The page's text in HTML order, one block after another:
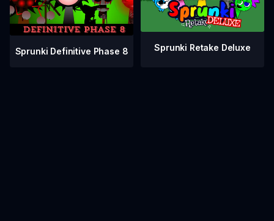
Sprunki Definitive Phase 8 Sprunki Retake Deluxe